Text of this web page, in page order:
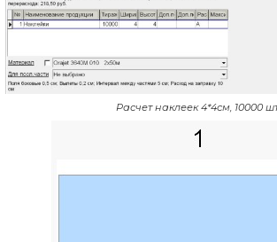
Расчет наклеек 4*4см, 10000